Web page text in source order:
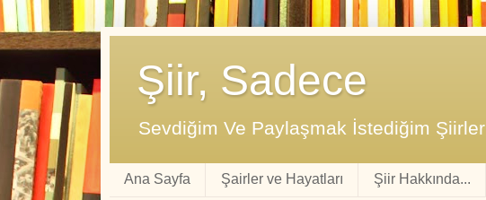
Şiir, Sadece
Sevdiğim Ve Paylaşmak İstediğim Şiirler
Ana Sayfa Şairler ve Hayatları Şiir Hakkında...